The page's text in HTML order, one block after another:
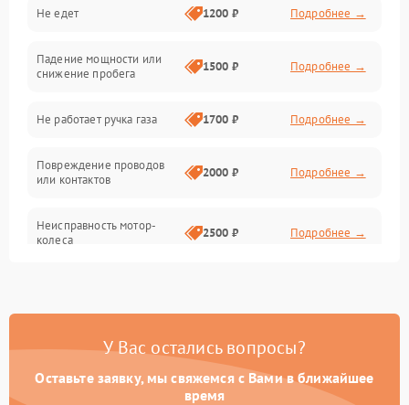
Подвеска и колеса
Электроника и управление
Механические повреждения
Не едет 1200 ₽ Подробнее →
Падение мощности или
снижение пробега
1500 ₽ Подробнее →
Не работает ручка газа 1700 ₽ Подробнее →
Повреждение проводов
или контактов
2000 ₽ Подробнее →
Неисправность мотор-
колеса
2500 ₽ Подробнее →
У Вас остались вопросы?
Оставьте заявку, мы свяжемся с Вами в ближайшее
время